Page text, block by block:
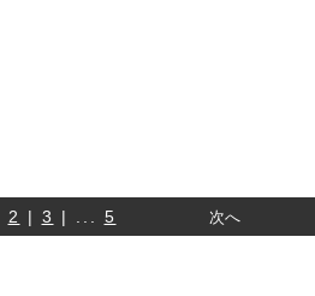
2 | 3 | ... 5 次へ